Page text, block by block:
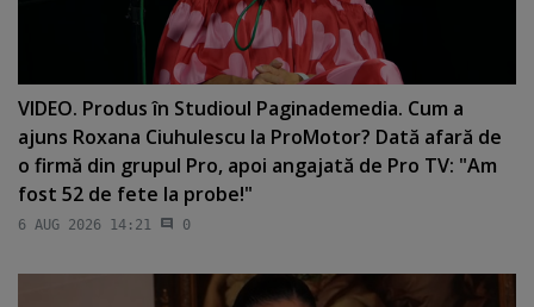
VIDEO. Produs în Studioul Paginademedia. Cum a
ajuns Roxana Ciuhulescu la ProMotor? Dată afară de
o firmă din grupul Pro, apoi angajată de Pro TV: "Am
fost 52 de fete la probe!"
6 AUG 2026 14:21 0